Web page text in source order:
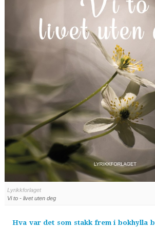
Lyrikkforlaget
Vi to - livet uten deg
Hva var det som stakk frem i bokhylla